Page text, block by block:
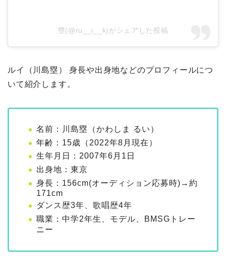
塁(@ru__i__k)がシェアした投稿
ルイ（川島塁） 身長や出身地などのプロフィールにつ
いて紹介します。
名前：川島塁（かわしま るい）
年齢：15歳（2022年8月現在）
生年月日：2007年6月1日
出身地：東京
身長：156cm(オーディション応募時)→約
171cm
ダンス歴3年、歌唱歴4年
職業：中学2年生、モデル、BMSGトレー
ニー